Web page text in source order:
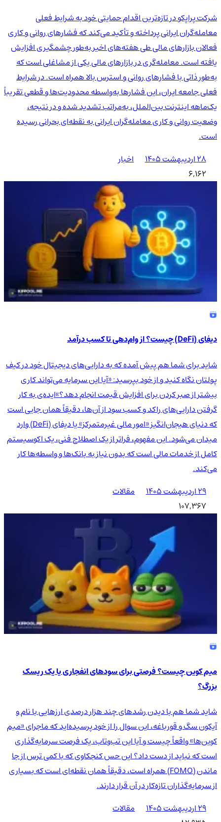
شرکت پراپکو در تازه‌ترین اقدام حمایتی خود به شرایط فعلی
معامله‌گران ایرانی پرداخته و تأکید می‌کند که فشارهای روانی و کاری
فعالان بازارهای مالی طی هفته‌های اخیر به‌طور چشمگیری افزایش
یافته است. معامله‌گری در بازارهای مالی یکی از مشاغلی است که
به‌طور ذاتی با فشارهای روانی و استرس بالا همراه است. در شرایط
فعلی جامعه ایران، این فشارها به‌واسطه محدودیت‌ها و قطعی تقریباً
یک‌ماهه اینترنت بین‌الملل، به‌مراتب تشدید شده و در نتیجه،
وضعیت روانی و کاری معامله‌گران ایرانی به نقطه‌ای بحرانی رسیده
است.
۲۸ اردیبهشت ۱۴۰۵
اخبار
6,162
دیفای (DeFi) چیست؟ از وام‌دهی تا کسب درآمد
شاید برای شما هم پیش آمده که به دارایی‌های دیجیتال خود در کیف
پولتان نگاه کنید و از خود بپرسید: «آیا این سرمایه می‌تواند کاری
بیشتر از صبر کردن برای افزایش قیمت انجام دهد؟»ایده‌ی به کار
گرفتن دارایی‌های راکد و کسب سود از آن‌ها، دقیقاً همان جایی است
که دنیای هیجان‌انگیز «امور مالی غیرمتمرکز» یا دیفای (DeFi) وارد
میدان می‌شود. این مفهوم، فراتر از یک اصطلاح فنی، یک اکوسیستم
کامل از خدمات مالی است که بدون نیاز به بانک‌ها و واسطه‌ها کار
می‌کند.
۲۹ اردیبهشت ۱۴۰۵
مقالات
107,367
میم کوین چیست؟ فرصتی برای سودهای انفجاری یا یک ریسک
بزرگ؟
شاید شما هم با دیدن رشدهای چند هزار درصدی ارزهایی با نام و
آیکون سگ و قورباغه، این سوال را از خود پرسیده‌اید که ماجرای «میم
کوین‌ها» واقعاً چیست و آیا این تب‌وتاب، یک فرصت سرمایه‌گذاری
است که نباید از دست داد؟ این حس کنجکاوی که با کمی ترس از جا
ماندن (FOMO) همراه است، دقیقاً همان نقطه‌ای است که بسیاری
از سرمایه‌گذاران تازه‌کار در آن قرار دارند.
۲۹ اردیبهشت ۱۴۰۵
مقالات